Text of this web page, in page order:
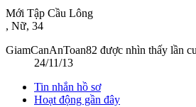
Mới Tập Cầu Lông
, Nữ, 34
GiamCanAnToan82 được nhìn thấy lần
24/11/13
Tin nhắn hồ sơ
Hoạt động gần đây